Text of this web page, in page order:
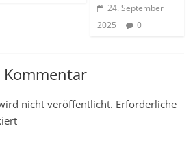
24. September
2025
0
Kommentar
nicht veröffentlicht. Erforderliche